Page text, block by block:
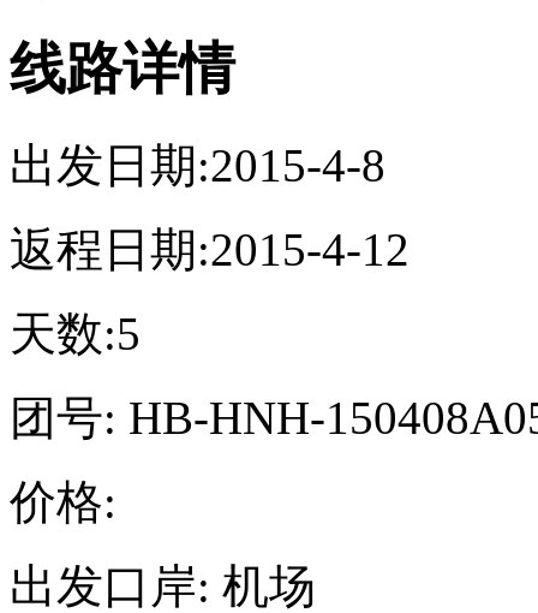
线路详情
出发日期:2015-4-8
返程日期:2015-4-12
天数:5
团号: HB-HNH-
价格:
出发口岸: 机场